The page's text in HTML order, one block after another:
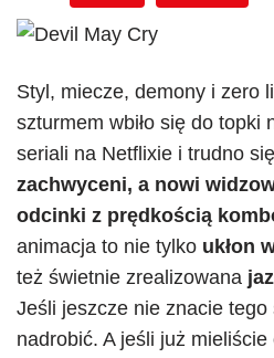
Styl, miecze, demony i zero
szturmem wbiło się do topki
seriali na Netflixie i trudno
zachwyceni, a nowi
odcinki z prędkością
animacja to nie tylko ukłon
też świetnie zrealizowana
Jeśli jeszcze nie znacie tego
nadrobić. A jeśli już